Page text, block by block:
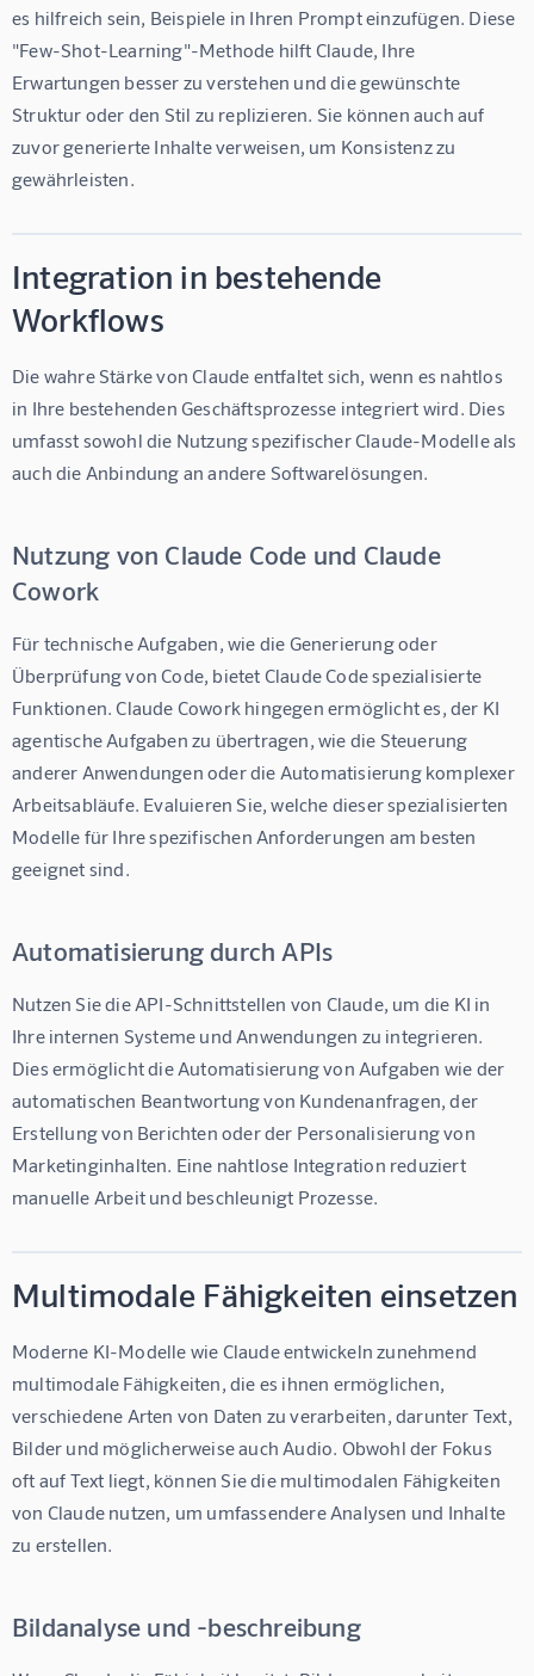
es hilfreich sein, Beispiele in Ihren Prompt einzufügen. Diese
"Few-Shot-Learning"-Methode hilft Claude, Ihre
Erwartungen besser zu verstehen und die gewünschte
Struktur oder den Stil zu replizieren. Sie können auch auf
zuvor generierte Inhalte verweisen, um Konsistenz zu
gewährleisten.
Integration in bestehende
Workflows
Die wahre Stärke von Claude entfaltet sich, wenn es nahtlos
in Ihre bestehenden Geschäftsprozesse integriert wird. Dies
umfasst sowohl die Nutzung spezifischer Claude-Modelle als
auch die Anbindung an andere Softwarelösungen.
Nutzung von Claude Code und Claude
Cowork
Für technische Aufgaben, wie die Generierung oder
Überprüfung von Code, bietet Claude Code spezialisierte
Funktionen. Claude Cowork hingegen ermöglicht es, der KI
agentische Aufgaben zu übertragen, wie die Steuerung
anderer Anwendungen oder die Automatisierung komplexer
Arbeitsabläufe. Evaluieren Sie, welche dieser spezialisierten
Modelle für Ihre spezifischen Anforderungen am besten
geeignet sind.
Automatisierung durch APIs
Nutzen Sie die API-Schnittstellen von Claude, um die KI in
Ihre internen Systeme und Anwendungen zu integrieren.
Dies ermöglicht die Automatisierung von Aufgaben wie der
automatischen Beantwortung von Kundenanfragen, der
Erstellung von Berichten oder der Personalisierung von
Marketinginhalten. Eine nahtlose Integration reduziert
manuelle Arbeit und beschleunigt Prozesse.
Multimodale Fähigkeiten einsetzen
Moderne KI-Modelle wie Claude entwickeln zunehmend
multimodale Fähigkeiten, die es ihnen ermöglichen,
verschiedene Arten von Daten zu verarbeiten, darunter Text,
Bilder und möglicherweise auch Audio. Obwohl der Fokus
oft auf Text liegt, können Sie die multimodalen Fähigkeiten
von Claude nutzen, um umfassendere Analysen und Inhalte
zu erstellen.
Bildanalyse und -beschreibung